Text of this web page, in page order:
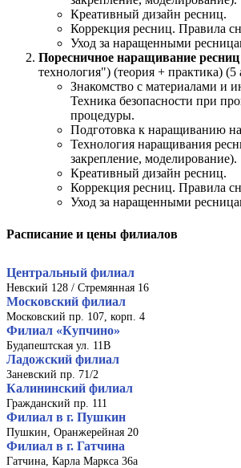
Креативный дизайн ресниц.
Коррекция ресниц. Правила
Уход за наращенными
Поресничное наращивание ресниц
технология") (теория + практика) (5
Знакомство с материалами и
Техника безопасности при
процедуры.
Подготовка к наращиванию
Технология наращивания
закрепление, моделирование).
Креативный дизайн ресниц.
Коррекция ресниц. Правила
Уход за наращенными
Расписание и цены филиалов
Центральный филиал
Невский 128 / Стремянная 16
Московский филиал
Московский пр. 107, корп. 4
Филиал «Купчино»
Будапештская ул. 11В
Ладожский филиал
Заневский пр. 71/2
Калининский филиал
Гражданский пр. 111
Филиал в г. Пушкин
Пушкин, Оранжерейная 20
Филиал в г. Гатчина
Гатчина, Карла Маркса 36а